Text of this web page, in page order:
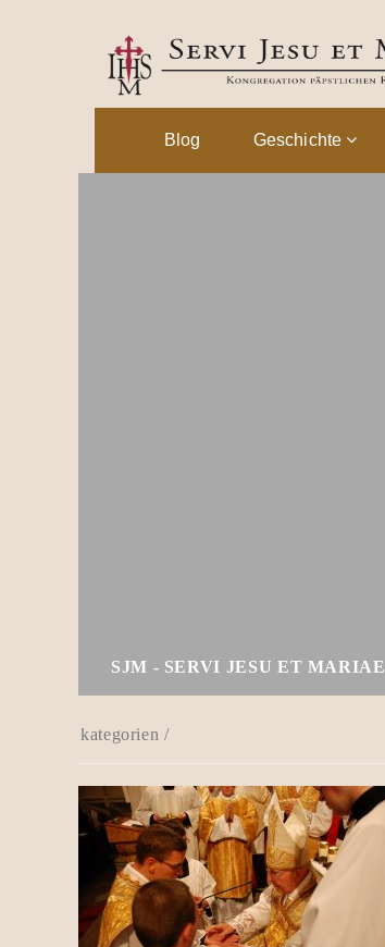
Blog Geschichte
SJM - SERVI JESU ET MARIAE